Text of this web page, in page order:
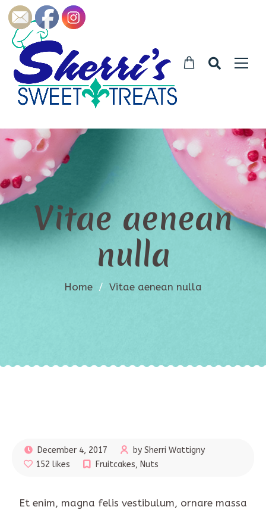
Vitae aenean
nulla
Home / Vitae aenean nulla
December 4, 2017
by Sherri Wattigny
152 likes
Fruitcakes, Nuts
Et enim, magna felis vestibulum, ornare massa